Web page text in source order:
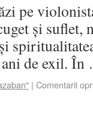
pe
și suflet,
ani de exil.
| Comentarii